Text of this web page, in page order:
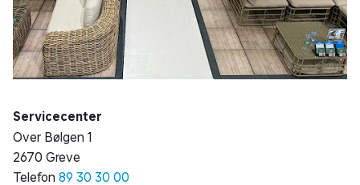
Servicecenter
Over Bølgen 1
2670 Greve
Telefon 89 30 30 00